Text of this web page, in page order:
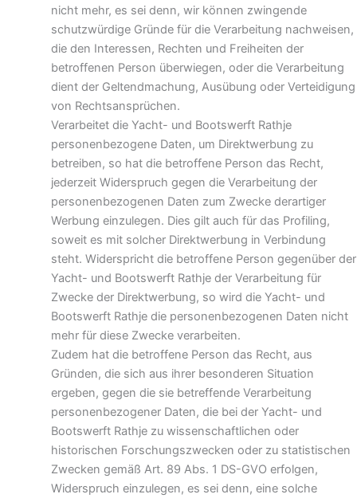
nicht mehr, es sei denn, wir können zwingende
schutzwürdige Gründe für die Verarbeitung nachweisen,
die den Interessen, Rechten und Freiheiten der
betroffenen Person überwiegen, oder die Verarbeitung
dient der Geltendmachung, Ausübung oder Verteidigung
von Rechtsansprüchen.
Verarbeitet die Yacht- und Bootswerft Rathje
personenbezogene Daten, um Direktwerbung zu
betreiben, so hat die betroffene Person das Recht,
jederzeit Widerspruch gegen die Verarbeitung der
personenbezogenen Daten zum Zwecke derartiger
Werbung einzulegen. Dies gilt auch für das Profiling,
soweit es mit solcher Direktwerbung in Verbindung
steht. Widerspricht die betroffene Person gegenüber der
Yacht- und Bootswerft Rathje der Verarbeitung für
Zwecke der Direktwerbung, so wird die Yacht- und
Bootswerft Rathje die personenbezogenen Daten nicht
mehr für diese Zwecke verarbeiten.
Zudem hat die betroffene Person das Recht, aus
Gründen, die sich aus ihrer besonderen Situation
ergeben, gegen die sie betreffende Verarbeitung
personenbezogener Daten, die bei der Yacht- und
Bootswerft Rathje zu wissenschaftlichen oder
historischen Forschungszwecken oder zu statistischen
Zwecken gemäß Art. 89 Abs. 1 DS-GVO erfolgen,
Widerspruch einzulegen, es sei denn, eine solche